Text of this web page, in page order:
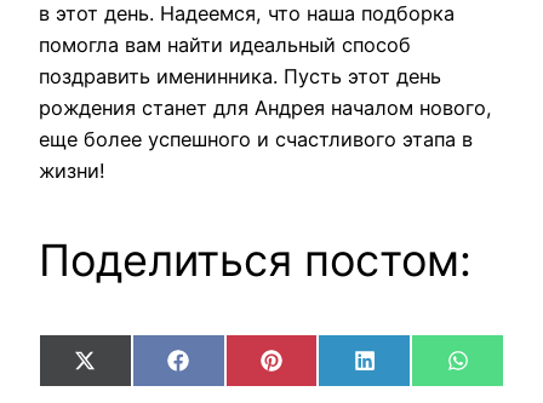
в этот день. Надеемся, что наша подборка
помогла вам найти идеальный способ
поздравить именинника. Пусть этот день
рождения станет для Андрея началом нового,
еще более успешного и счастливого этапа в
жизни!
Поделиться постом:
Share
on
X
(Twitter)
Share
on
FacebookShare
on
Pinterest Share
on
LinkedIn Share
on